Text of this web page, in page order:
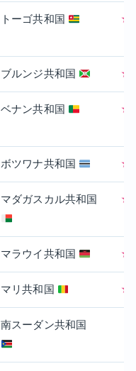
トーゴ共和国 ★
ブルンジ共和国 ★
ベナン共和国 ★
ボツワナ共和国 ★
マダガスカル共和国 ★
マラウイ共和国 ★
マリ共和国 ★
南スーダン共和国